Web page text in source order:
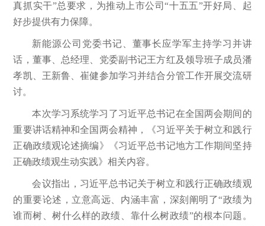
真抓实干”总要求，为推动上市公司“十五五”开好局、起
好步提供有力保障。
新能源公司党委书记、董事长应学军主持学习并讲
话，董事、总经理、党委副书记王方红及领导班子成员潘
孝凯、王新鲁、崔健参加学习并结合分管工作开展交流研
讨。
本次学习系统学习了习近平总书记在全国两会期间的
重要讲话精神和全国两会精神，《习近平关于树立和践行
正确政绩观论述摘编》《习近平总书记地方工作期间坚持
正确政绩观生动实践》相关内容。
会议指出，习近平总书记关于树立和践行正确政绩观
的重要论述，立意高远、内涵丰富，深刻阐明了“政绩为
谁而树、树什么样的政绩、靠什么树政绩”的根本问题。